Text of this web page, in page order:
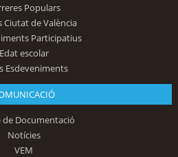
Populars
Ciutat de València
Participatius
Edat escolar
Esdeveniments
de Documentació
Notícies
VEM